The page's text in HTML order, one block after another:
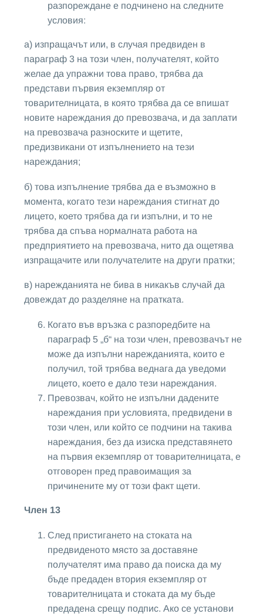
разпореждане е подчинено на следните
условия:
а) изпращачът или, в случая предвиден в
параграф 3 на този член, получателят, който
желае да упражни това право, трябва да
представи първия екземпляр от
товарителницата, в която трябва да се впишат
новите нареждания до превозвача, и да заплати
на превозвача разноските и щетите,
предизвикани от изпълнението на тези
нареждания;
б) това изпълнение трябва да е възможно в
момента, когато тези нареждания стигнат до
лицето, което трябва да ги изпълни, и то не
трябва да спъва нормалната работа на
предприятието на превозвача, нито да ощетява
изпращачите или получателите на други пратки;
в) нарежданията не бива в никакъв случай да
довеждат до разделяне на пратката.
Когато във връзка с разпоредбите на
параграф 5 „б“ на този член, превозвачът не
може да изпълни нарежданията, които е
получил, той трябва веднага да уведоми
лицето, което е дало тези нареждания.
Превозвач, който не изпълни дадените
нареждания при условията, предвидени в
този член, или който се подчини на такива
нареждания, без да изиска представянето
на първия екземпляр от товарителницата, е
отговорен пред правоимащия за
причинените му от този факт щети.
Член 13
След пристигането на стоката на
предвиденото място за доставяне
получателят има право да поиска да му
бъде предаден втория екземпляр от
товарителницата и стоката да му бъде
предадена срещу подпис. Ако се установи